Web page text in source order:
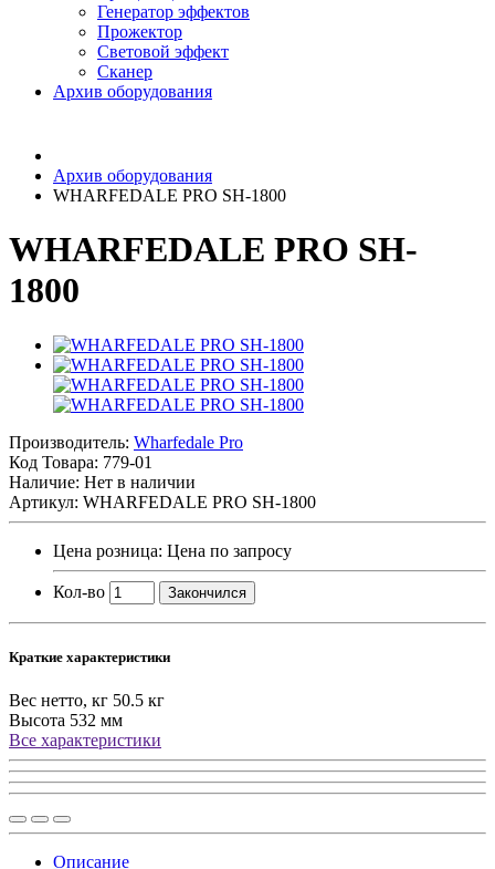
Генератор эффектов
Прожектор
Световой эффект
Сканер
Архив оборудования
Архив оборудования
WHARFEDALE PRO SH-1800
WHARFEDALE PRO SH-
1800
Производитель: Wharfedale Pro
Код Товара: 779-01
Наличие: Нет в наличии
Артикул: WHARFEDALE PRO SH-1800
Цена розница: Цена по запросу
Кол-во Закончился
Краткие характеристики
Вес нетто, кг 50.5 кг
Высота 532 мм
Все характеристики
Описание